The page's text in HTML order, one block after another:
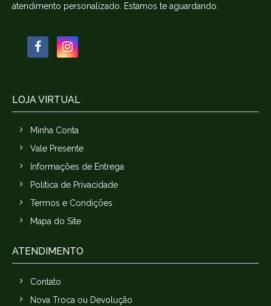
atendimento personalizado. Estamos te aguardando.
LOJA VIRTUAL
Minha Conta
Vale Presente
Informações de Entrega
Política de Privacidade
Termos e Condições
Mapa do Site
ATENDIMENTO
Contato
Nova Troca ou Devolução